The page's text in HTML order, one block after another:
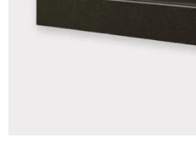
Металлические ограды